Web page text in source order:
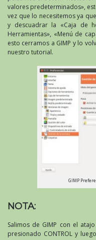
valores predeterminados»,
vez que lo necesitemos ya
y descuadrar la «Caja de
Herramientas», «Menú de
esto cerramos a GIMP y lo
nuestro tutorial.
GIMP
NOTA:
Salimos de GIMP con el
presionado CONTROL y